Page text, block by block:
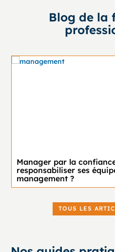
Blog de la
Manager par la
responsabiliser ses
management ?
TOUS LES